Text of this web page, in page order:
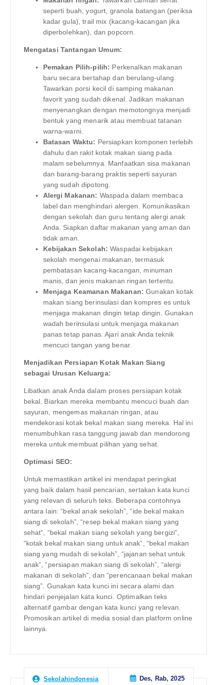
seperti buah, yogurt, granola batangan (periksa
kadar gula), trail mix (kacang-kacangan jika
diperbolehkan), dan popcorn.
Mengatasi Tantangan Umum:
Pemakan Pilih-pilih: Perkenalkan makanan
baru secara bertahap dan berulang-ulang.
Tawarkan porsi kecil di samping makanan
favorit yang sudah dikenal. Jadikan makanan
menyenangkan dengan memotongnya menjadi
bentuk yang menarik atau membuat tatanan
warna-warni.
Batasan Waktu: Persiapkan komponen terlebih
dahulu dan rakit kotak makan siang pada
malam sebelumnya. Manfaatkan sisa makanan
dan barang-barang praktis seperti sayuran
yang sudah dipotong.
Alergi Makanan: Waspada dalam membaca
label dan menghindari alergen. Komunikasikan
dengan sekolah dan guru tentang alergi anak
Anda. Siapkan daftar makanan yang aman dan
tidak aman.
Kebijakan Sekolah: Waspadai kebijakan
sekolah mengenai makanan, termasuk
pembatasan kacang-kacangan, minuman
manis, dan jenis makanan ringan tertentu.
Menjaga Keamanan Makanan: Gunakan kotak
makan siang berinsulasi dan kompres es untuk
menjaga makanan dingin tetap dingin. Gunakan
wadah berinsulasi untuk menjaga makanan
panas tetap panas. Ajari anak Anda teknik
mencuci tangan yang benar.
Menjadikan Persiapan Kotak Makan Siang
sebagai Urusan Keluarga:
Libatkan anak Anda dalam proses persiapan kotak
bekal. Biarkan mereka membantu mencuci buah dan
sayuran, mengemas makanan ringan, atau
mendekorasi kotak bekal makan siang mereka. Hal ini
menumbuhkan rasa tanggung jawab dan mendorong
mereka untuk membuat pilihan yang sehat.
Optimasi SEO:
Untuk memastikan artikel ini mendapat peringkat
yang baik dalam hasil pencarian, sertakan kata kunci
yang relevan di seluruh teks. Beberapa contohnya
antara lain: “bekal anak sekolah”, “ide bekal makan
siang di sekolah”, “resep bekal makan siang yang
sehat”, “bekal makan siang sekolah yang bergizi”,
“kotak bekal makan siang untuk anak”, “bekal makan
siang yang mudah di sekolah”, “jajanan sehat untuk
anak”, “persiapan makan siang di sekolah”, “alergi
makanan di sekolah”, dan “perencanaan bekal makan
siang”. Gunakan kata kunci ini secara alami dan
hindari penjejalan kata kunci. Optimalkan teks
alternatif gambar dengan kata kunci yang relevan.
Promosikan artikel di media sosial dan platform online
lainnya.
Sekolahindonesia Des, Rab, 2025